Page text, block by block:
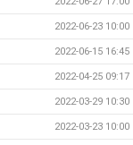
2022-06-23 10:00
2022-06-15 16:45
2022-04-25 09:17
2022-03-29 10:30
2022-03-23 10:00